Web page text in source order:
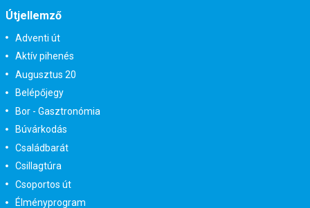
Útjellemző
Adventi út
Aktív pihenés
Augusztus 20
Belépőjegy
Bor - Gasztronómia
Búvárkodás
Családbarát
Csillagtúra
Csoportos út
Élményprogram